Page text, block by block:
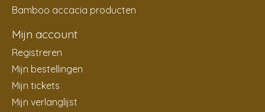
Bamboo accacia producten
Mijn account
Registreren
Mijn bestellingen
Mijn tickets
Mijn verlanglijst